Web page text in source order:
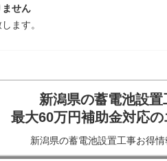
せん
ます。
新潟県の蓄電池設置
最大60万円補助金対応
新潟県の蓄電池設置工事お得